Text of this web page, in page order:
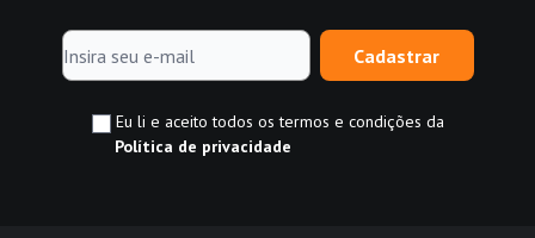
Cadastrar
Eu li e aceito todos os termos e condições da
Política de privacidade